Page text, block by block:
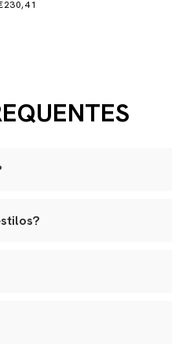
UVA e UVB, adornos
exclusivo. real, elegância e
design original.